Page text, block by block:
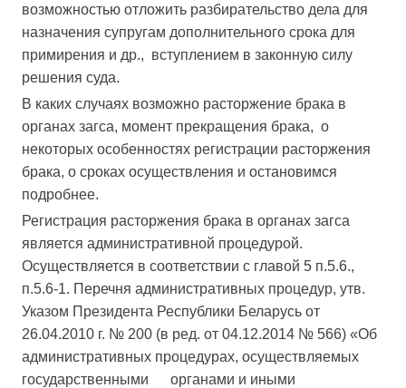
возможностью отложить разбирательство дела для
назначения супругам дополнительного срока для
примирения и др., вступлением в законную силу
решения суда.
В каких случаях возможно расторжение брака в
органах загса, момент прекращения брака, о
некоторых особенностях регистрации расторжения
брака, о сроках осуществления и остановимся
подробнее.
Регистрация расторжения брака в органах загса
является административной процедурой.
Осуществляется в соответствии с главой 5 п.5.6.,
п.5.6-1. Перечня административных процедур, утв.
Указом Президента Республики Беларусь от
26.04.2010 г. № 200 (в ред. от 04.12.2014 № 566) «Об
административных процедурах, осуществляемых
государственными органами и иными